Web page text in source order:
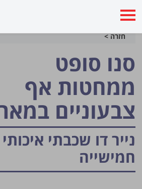
חזרה >
סנו סופט
ממחטות אף
צבעוניים
נייר דו שכבתי איכותי
חמישייה